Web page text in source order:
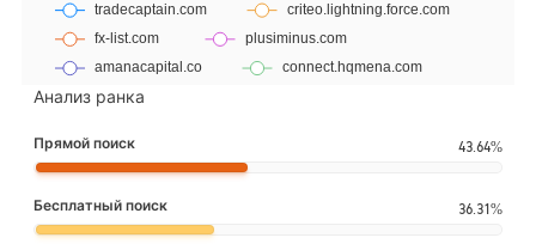
Анализ ранка
Прямой поиск 43.64%
Бесплатный поиск 36.31%